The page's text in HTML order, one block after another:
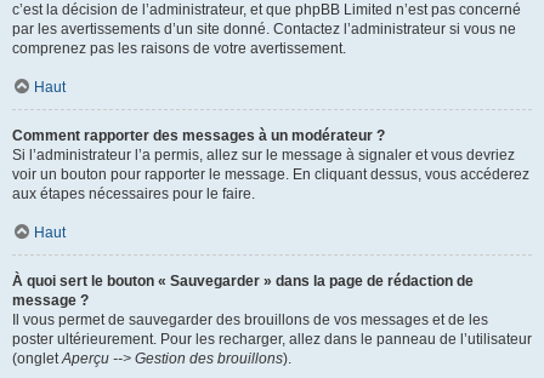
c’est la décision de l’administrateur, et que phpBB Limited n’est pas concerné
par les avertissements d’un site donné. Contactez l’administrateur si vous ne
comprenez pas les raisons de votre avertissement.
Haut
Comment rapporter des messages à un modérateur ?
Si l’administrateur l’a permis, allez sur le message à signaler et vous devriez
voir un bouton pour rapporter le message. En cliquant dessus, vous accéderez
aux étapes nécessaires pour le faire.
Haut
À quoi sert le bouton « Sauvegarder » dans la page de rédaction de
message ?
Il vous permet de sauvegarder des brouillons de vos messages et de les
poster ultérieurement. Pour les recharger, allez dans le panneau de l’utilisateur
(ongletAperçu --> Gestion des brouillons).